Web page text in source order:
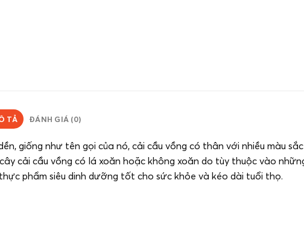
TẢ ĐÁNH GIÁ (0)
giống như tên gọi của nó, cải cầu vồng có thân với nhiều màu
cải cầu vồng có lá xoăn hoặc không xoăn do tùy thuộc vào
phẩm siêu dinh dưỡng tốt cho sức khỏe và kéo dài tuổi thọ.